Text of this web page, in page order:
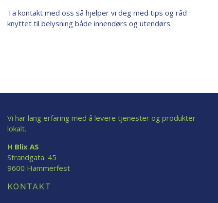
Ta kontakt med oss så hjelper vi deg med tips og råd
knyttet til belysning både innendørs og utendørs.
Vi har lang erfaring med å levere tjenester og produkter
lokalt.
H Blix AS
Strandgata. 45
9600 Hammerfest
KONTAKT